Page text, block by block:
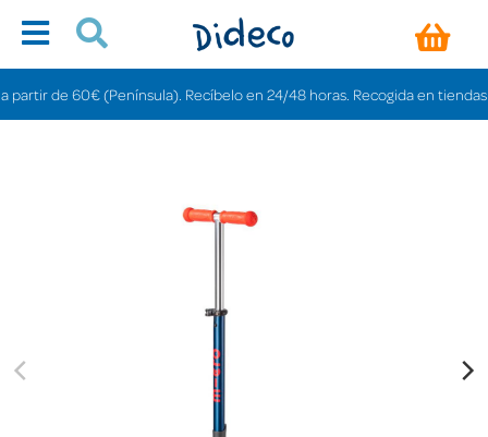
60€ (Península). Recíbelo en 24/48 horas. Recogida en tiendas gratis